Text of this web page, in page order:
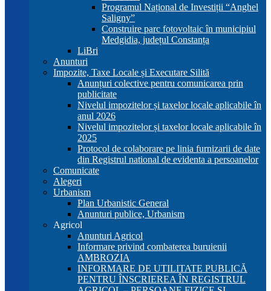
Programul Național de Investiții “Anghel
Saligny”
Construire parc fotovoltaic în municipiul
Medgidia, județul Constanța
LiBri
Anunturi
Impozite, Taxe Locale și Executare Silită
Anunțuri colective pentru comunicarea prin
publicitate
Nivelul impozitelor și taxelor locale aplicabile în
anul 2026
Nivelul impozitelor și taxelor locale aplicabile în
2025
Protocol de colaborare pe linia furnizarii de date
din Registrul national de evidenta a persoanelor
Comunicate
Alegeri
Urbanism
Plan Urbanistic General
Anunturi publice, Urbanism
Agricol
Anunturi Agricol
Informare privind combaterea buruienii
AMBROZIA
INFORMARE DE UTILITATE PUBLICĂ
PENTRU ÎNSCRIEREA ÎN REGISTRUL